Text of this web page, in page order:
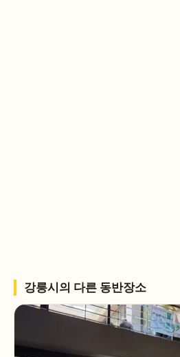
강릉시 의 다른 동반장소